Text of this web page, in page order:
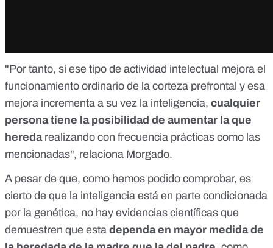
"Por tanto, si ese tipo de actividad intelectual mejora el
funcionamiento ordinario de la corteza prefrontal y esa
mejora incrementa a su vez la inteligencia, cualquier
persona tiene la posibilidad de aumentar la que
heredarealizando con frecuencia prácticas como las
mencionadas", relaciona Morgado.
A pesar de que, como hemos podido comprobar, es
cierto de que la inteligencia está en parte condicionada
por la genética, no hay evidencias científicas que
demuestren que esta dependa en mayor medida de